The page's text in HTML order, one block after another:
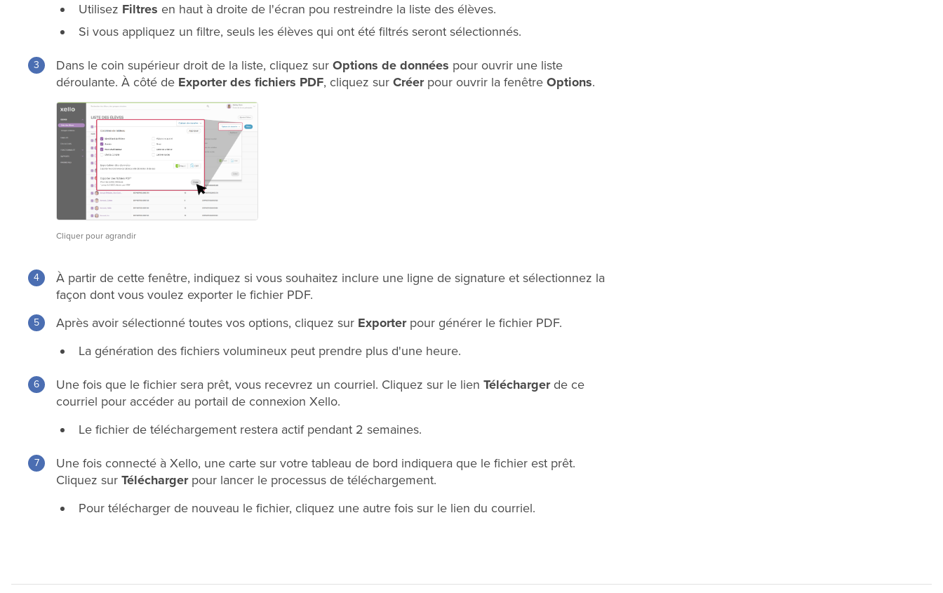
Utilisez Filtres en haut à droite de l'écran pou restreindre la liste des élèves.
Si vous appliquez un filtre, seuls les élèves qui ont été filtrés seront sélectionnés.
Dans le coin supérieur droit de la liste, cliquez sur Options de données pour ouvrir une liste
déroulante. À côté de Exporter des fichiers PDF, cliquez sur Créerpour ouvrir la fenêtre Options.
Cliquer pour agrandir
À partir de cette fenêtre, indiquez si vous souhaitez inclure une ligne de signature et sélectionnez la
façon dont vous voulez exporter le fichier PDF.
Après avoir sélectionné toutes vos options, cliquez sur Exporterpour générer le fichier PDF.
La génération des fichiers volumineux peut prendre plus d'une heure.
Une fois que le fichier sera prêt, vous recevrez un courriel. Cliquez sur le lien Téléchargerde ce
courriel pour accéder au portail de connexion Xello.
Le fichier de téléchargement restera actif pendant 2 semaines.
Une fois connecté à Xello, une carte sur votre tableau de bord indiquera que le fichier est prêt.
Cliquez sur Téléchargerpour lancer le processus de téléchargement.
Pour télécharger de nouveau le fichier, cliquez une autre fois sur le lien du courriel.